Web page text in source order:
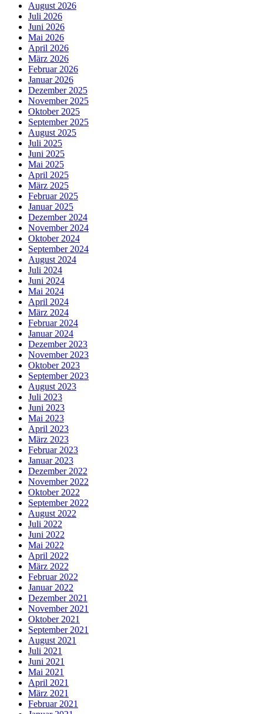
August 2026
Juli 2026
Juni 2026
Mai 2026
April 2026
März 2026
Februar 2026
Januar 2026
Dezember 2025
November 2025
Oktober 2025
September 2025
August 2025
Juli 2025
Juni 2025
Mai 2025
April 2025
März 2025
Februar 2025
Januar 2025
Dezember 2024
November 2024
Oktober 2024
September 2024
August 2024
Juli 2024
Juni 2024
Mai 2024
April 2024
März 2024
Februar 2024
Januar 2024
Dezember 2023
November 2023
Oktober 2023
September 2023
August 2023
Juli 2023
Juni 2023
Mai 2023
April 2023
März 2023
Februar 2023
Januar 2023
Dezember 2022
November 2022
Oktober 2022
September 2022
August 2022
Juli 2022
Juni 2022
Mai 2022
April 2022
März 2022
Februar 2022
Januar 2022
Dezember 2021
November 2021
Oktober 2021
September 2021
August 2021
Juli 2021
Juni 2021
Mai 2021
April 2021
März 2021
Februar 2021